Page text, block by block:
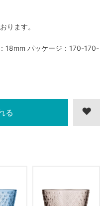
ります。
18mm パッケージ：170-170-